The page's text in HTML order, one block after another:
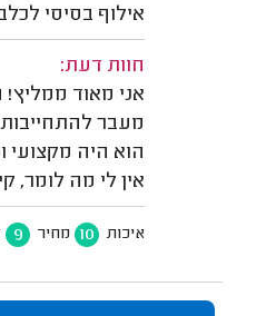
אילוף בסיסי לכלב
חוות דעת:
אני מאוד ממליץ!
מעבר
הוא היה מקצועי
אין לי מה לומר,
איכות 10 מחיר 9